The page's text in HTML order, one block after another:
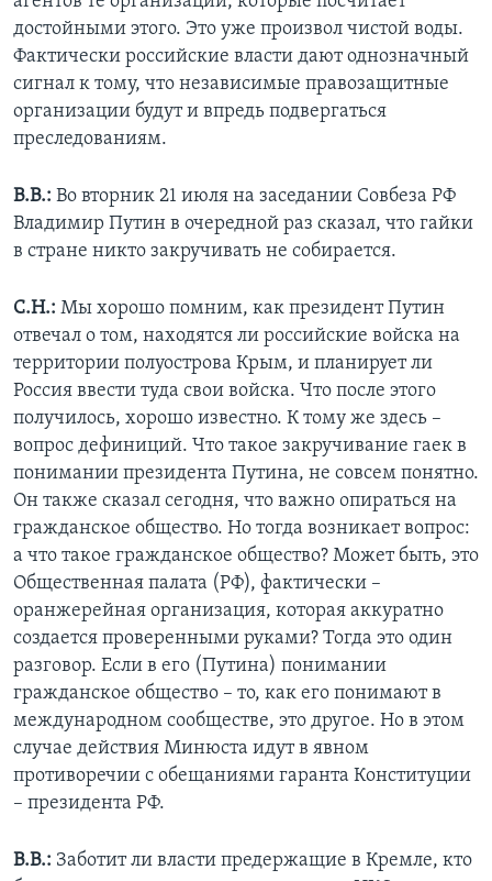
достойными этого. Это уже произвол чистой воды.
Фактически российские власти дают однозначный
сигнал к тому, что независимые правозащитные
организации будут и впредь подвергаться
преследованиям.
В.В.: Во вторник 21 июля на заседании Совбеза РФ
Владимир Путин в очередной раз сказал, что гайки
в стране никто закручивать не собирается.
С.Н.: Мы хорошо помним, как президент Путин
отвечал о том, находятся ли российские войска на
территории полуострова Крым, и планирует ли
Россия ввести туда свои войска. Что после этого
получилось, хорошо известно. К тому же здесь –
вопрос дефиниций. Что такое закручивание гаек в
понимании президента Путина, не совсем понятно.
Он также сказал сегодня, что важно опираться на
гражданское общество. Но тогда возникает вопрос:
а что такое гражданское общество? Может быть, это
Общественная палата (РФ), фактически –
оранжерейная организация, которая аккуратно
создается проверенными руками? Тогда это один
разговор. Если в его (Путина) понимании
гражданское общество – то, как его понимают в
международном сообществе, это другое. Но в этом
случае действия Минюста идут в явном
противоречии с обещаниями гаранта Конституции
– президента РФ.
В.В.: Заботит ли власти предержащие в Кремле, кто